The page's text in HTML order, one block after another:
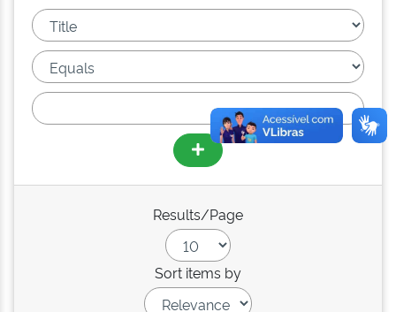
Results/Page
Sort items by